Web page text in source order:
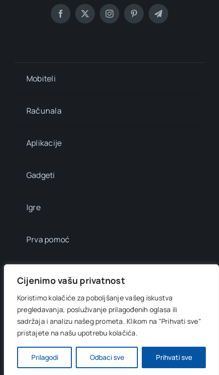
Cijenimo vašu privatnost
Koristimo kolačiće za poboljšanje vašeg iskustva
pregledavanja, posluživanje prilagođenih oglasa ili
sadržaja i analizu našeg prometa. Klikom na "Prihvati sve"
pristajete na našu upotrebu kolačića.
Prilagodi Odbaci sve Prihvati sve
Mobiteli
Računala
Aplikacije
Gadgeti
Igre
Prva pomoć
Info brojevi
Developed byOnlinePress Ltd